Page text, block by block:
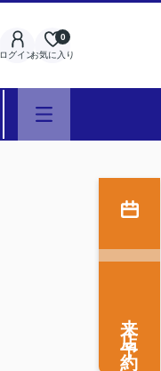
ログインお気に入り
0
来店予約